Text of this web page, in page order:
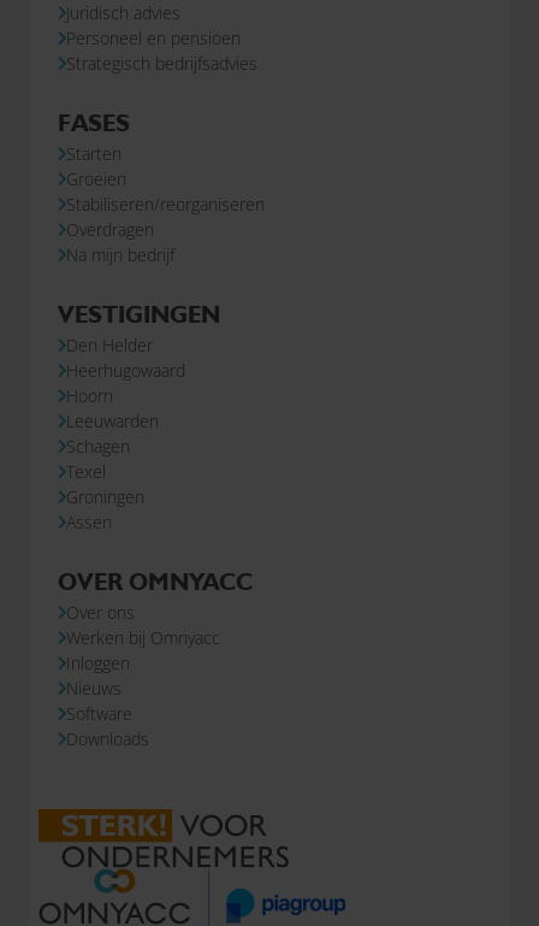
Juridisch advies
Personeel en pensioen
Strategisch bedrijfsadvies
FASES
Starten
Groeien
Stabiliseren/reorganiseren
Overdragen
Na mijn bedrijf
VESTIGINGEN
Den Helder
Heerhugowaard
Hoorn
Leeuwarden
Schagen
Texel
Groningen
Assen
OVER OMNYACC
Over ons
Werken bij Omnyacc
Inloggen
Nieuws
Software
Downloads